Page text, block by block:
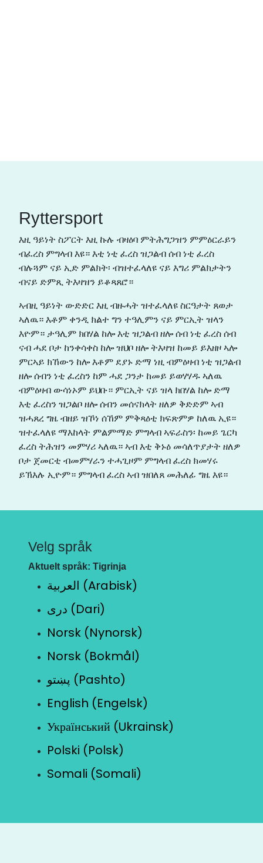
Ryttersport
እዚ ዓይነት ስፖርት እዚ ኩሉ ብዛዕባ ምትሕግጋዝን ምምዕርራይን
ብፈረስ ምግላብ እዩ። እቲ ነቲ ፈረስ ዝጋልብ ሰብ ነቲ ፈረስ
ብሉጓም ናይ ኢድ ምልክት፡ ብዝተፈላለዩ ናይ እግሪ ምልክታትን
ብናይ ድምጺ ትእዛዝን ይቆጻጸሮ።
ኣብዚ ዓይነት ውድድር እዚ ብዙሓት ዝተፈላለዩ ስርዓታት ጸወታ
ኣለዉ። እቶም ቀንዲ ክልተ ግን ተዓሊምን ናይ ምርኢት ዝላን
እዮም። ታዓሊም ክበሃል ከሎ እቲ ዝጋልብ ዘሎ ሰብ ነቲ ፈረስ ሰብ
ናብ ሓደ ቦታ ከንቀሳቀስ ከሎ ዝህቦ ዘሎ ትእዛዝ ከመይ ይእዘዞ ኣሎ
ምርኣይ ክኸውን ከሎ እቶም ደያኑ ድማ ነዚ ብምዕዛብ ነቲ ዝጋልብ
ዘሎ ሰብን ነቲ ፈረስን ከም ሓደ ጋንታ ከመይ ይወሃሃዱ ኣለዉ
ብምዕዛብ ውሳነኦም ይህቡ። ምርኢት ናይ ዝላ ክበሃል ከሎ ድማ
እቲ ፈረስን ዝጋልቦ ዘሎ ሰብን መሰናክላት ዘለዎ ቅድድም ኣብ
ዝሓጸረ ግዜ ብዘይ ዝኾነ ሰኸም ምቅጻዕቲ ክፍጽምዎ ከለዉ ኢዩ።
ዝተፈላለዩ ማእከላት ምልምማድ ምግላብ ኣፍራስን፡ ከመይ ጌርካ
ፈረስ ትሕዝን መምሃሪ ኣለዉ። ኣብ እቲ ቅኑዕ መሳለጥያታት ዘለዎ
ቦታ ጀመርቲ ብመምሃራን ተሓጊዞም ምግላብ ፈረስ ክመሃሩ
ይኽእሉ ኢዮም። ምግላብ ፈረስ ኣብ ዝበለጸ መሕለፊ ግዜ እዩ።
Velg språk
Aktuelt språk: Tigrinja
العربية (Arabisk)
دری (Dari)
Norsk (Nynorsk)
Norsk (Bokmål)
پښتو (Pashto)
English (Engelsk)
Український (Ukrainsk)
Polski (Polsk)
Somali (Somali)